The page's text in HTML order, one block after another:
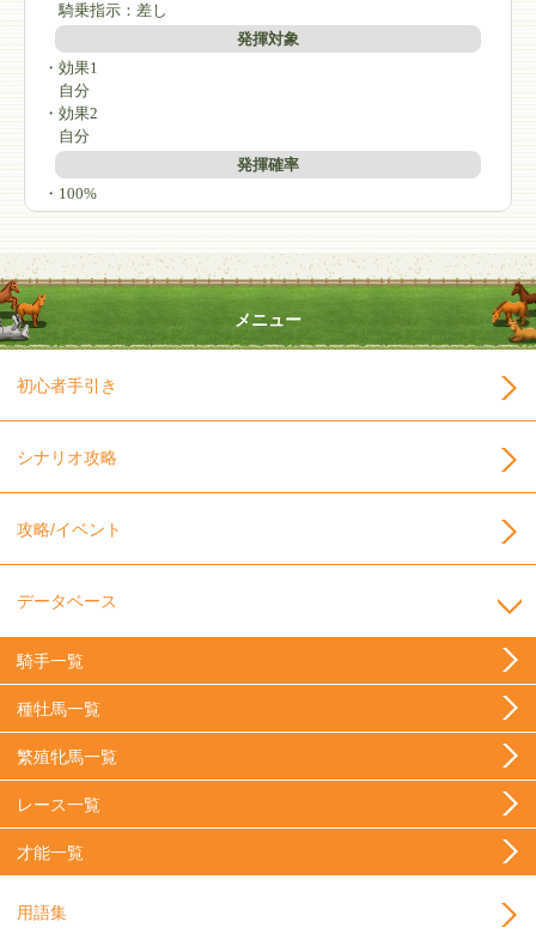
騎乗指示：差し
発揮対象
・効果1
自分
・効果2
自分
発揮確率
・100%
メニュー
初心者手引き
シナリオ攻略
攻略/イベント
データベース
騎手一覧
種牡馬一覧
繁殖牝馬一覧
レース一覧
才能一覧
用語集